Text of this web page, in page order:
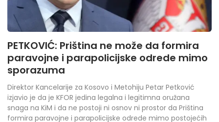
PETKOVIĆ: Priština ne može da formira
paravojne i parapolicijske odrede mimo
sporazuma
Direktor Kancelarije za Kosovo i Metohiju Petar Petković
izjavio je da je KFOR jedina legalna i legitimna oružana
snaga na KiM i da ne postoji ni osnov ni prostor da Priština
formira paravojne i parapolicijske odrede mimo postojećih